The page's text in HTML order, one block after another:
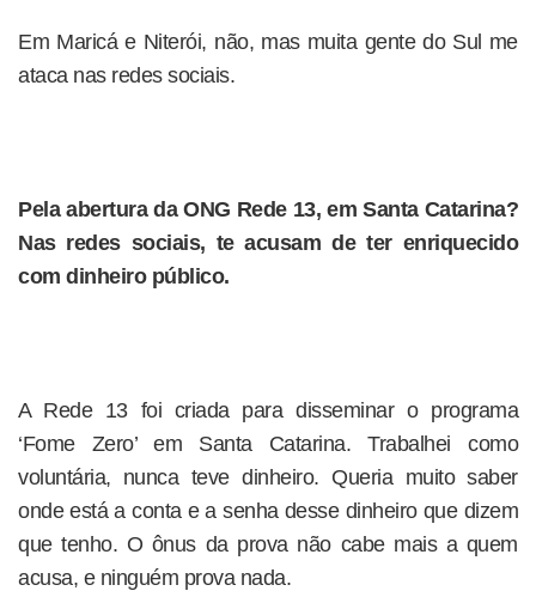
Em Maricá e Niterói, não, mas muita gente do Sul me
ataca nas redes sociais.
Pela abertura da ONG Rede 13, em Santa Catarina?
Nas redes sociais, te acusam de ter enriquecido
com dinheiro público.
A Rede 13 foi criada para disseminar o programa
‘Fome Zero’ em Santa Catarina. Trabalhei como
voluntária, nunca teve dinheiro. Queria muito saber
onde está a conta e a senha desse dinheiro que dizem
que tenho. O ônus da prova não cabe mais a quem
acusa, e ninguém prova nada.